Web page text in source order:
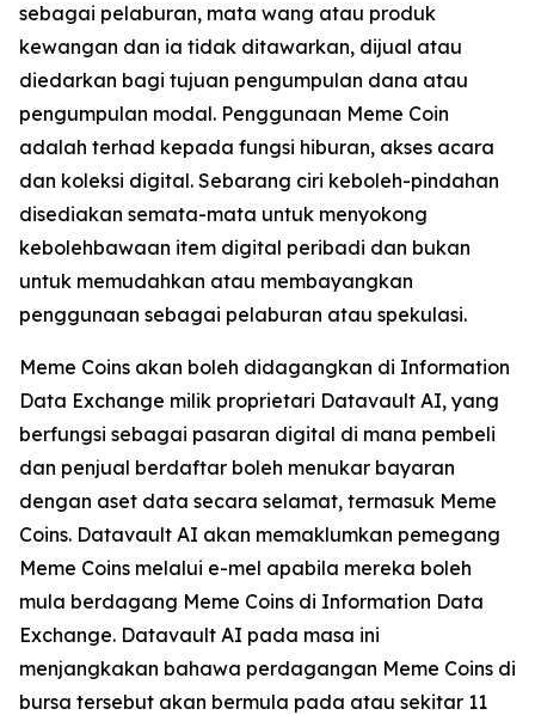
sebagai pelaburan, mata wang atau produk
kewangan dan ia tidak ditawarkan, dijual atau
diedarkan bagi tujuan pengumpulan dana atau
pengumpulan modal. Penggunaan Meme Coin
adalah terhad kepada fungsi hiburan, akses acara
dan koleksi digital. Sebarang ciri keboleh-pindahan
disediakan semata-mata untuk menyokong
kebolehbawaan item digital peribadi dan bukan
untuk memudahkan atau membayangkan
penggunaan sebagai pelaburan atau spekulasi.
Meme Coins akan boleh didagangkan di Information
Data Exchange milik proprietari Datavault AI, yang
berfungsi sebagai pasaran digital di mana pembeli
dan penjual berdaftar boleh menukar bayaran
dengan aset data secara selamat, termasuk Meme
Coins. Datavault AI akan memaklumkan pemegang
Meme Coins melalui e-mel apabila mereka boleh
mula berdagang Meme Coins di Information Data
Exchange. Datavault AI pada masa ini
menjangkakan bahawa perdagangan Meme Coins di
bursa tersebut akan bermula pada atau sekitar 11